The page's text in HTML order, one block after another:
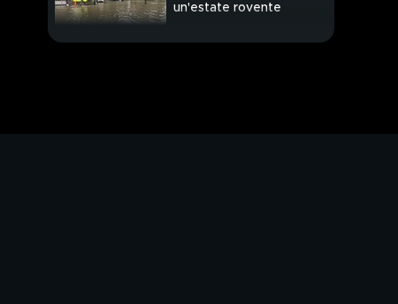
un'estate rovente